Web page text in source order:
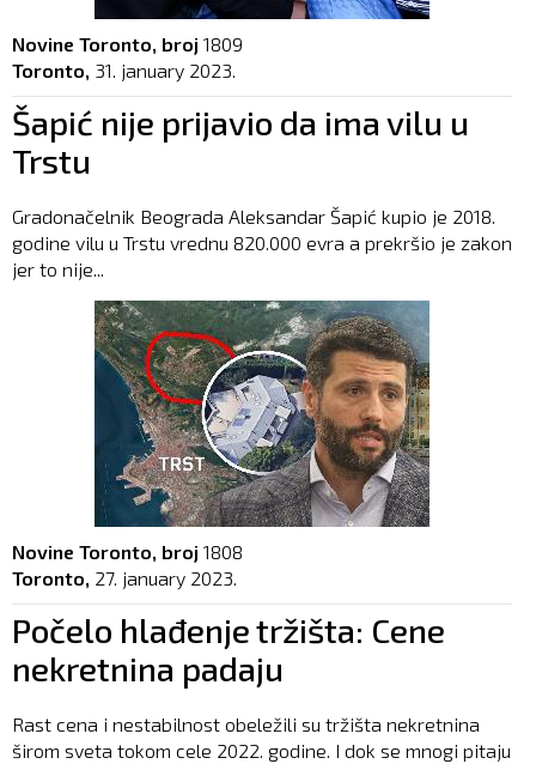
Novine Toronto, broj 1809
Toronto, 31. january 2023.
Šapić nije prijavio da ima vilu u
Trstu
Gradonačelnik Beograda Aleksandar Šapić kupio je 2018.
godine vilu u Trstu vrednu 820.000 evra a prekršio je zakon
jer to nije...
Novine Toronto, broj 1808
Toronto, 27. january 2023.
Počelo hlađenje tržišta: Cene
nekretnina padaju
Rast cena i nestabilnost obeležili su tržišta nekretnina
širom sveta tokom cele 2022. godine. I dok se mnogi pitaju